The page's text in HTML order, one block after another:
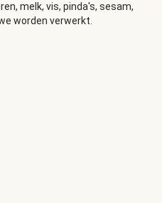
melk, vis, pinda's, sesam,
worden verwerkt.